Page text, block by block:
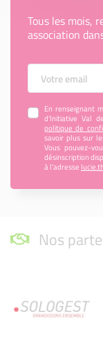
Tous les mois,
association
Votre Email
En renseignant
d'Initiative Val
politique de
savoir plus sur
Vous pouvez-
désinscription
à l’adresse
Nos